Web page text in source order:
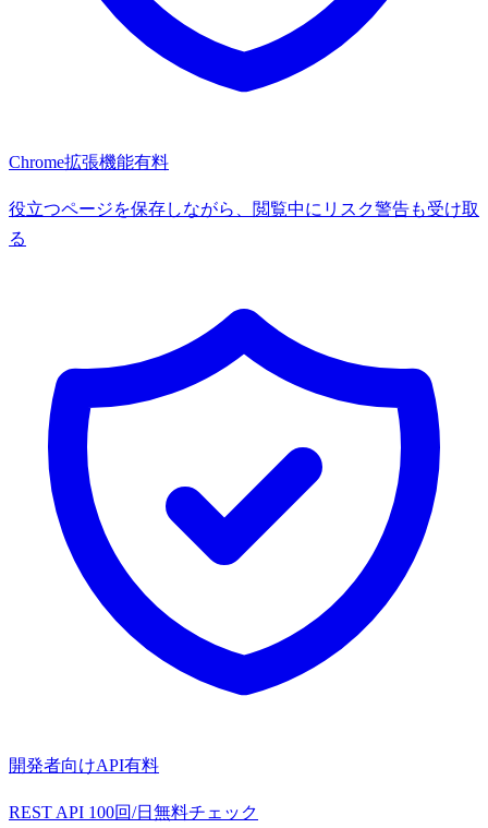
Chrome拡張機能有料
役立つページを保存しながら、閲覧中にリスク警告も受け取
る
開発者向けAPI有料
REST API 100回/日無料チェック